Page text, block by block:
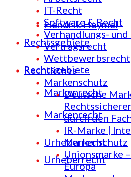
Rechtsgebiete
Markenrecht
Urheberrecht
Hendrik Heymel
Rechtsgebiete
Markenrecht
Urheberrecht
IT-Recht
Software & Recht
Verhandlungs-
Vertragsrecht
Wettbewerbsrecht
Rechtliches
Markenschutz
Deutsche
durch den
IR-Marke |
Markenschutz
Unionsmarke
Europa